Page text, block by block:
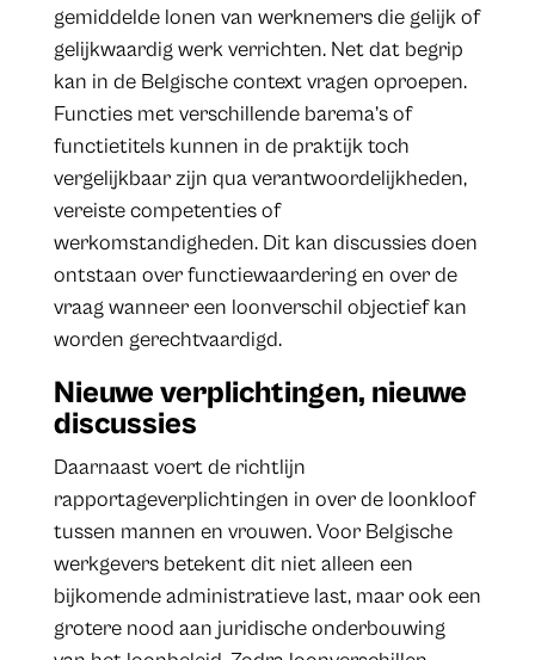
gemiddelde lonen van werknemers die gelijk of
gelijkwaardig werk verrichten. Net dat begrip
kan in de Belgische context vragen oproepen.
Functies met verschillende barema’s of
functietitels kunnen in de praktijk toch
vergelijkbaar zijn qua verantwoordelijkheden,
vereiste competenties of
werkomstandigheden. Dit kan discussies doen
ontstaan over functiewaardering en over de
vraag wanneer een loonverschil objectief kan
worden gerechtvaardigd.
Nieuwe verplichtingen, nieuwe
discussies
Daarnaast voert de richtlijn
rapportageverplichtingen in over de loonkloof
tussen mannen en vrouwen. Voor Belgische
werkgevers betekent dit niet alleen een
bijkomende administratieve last, maar ook een
grotere nood aan juridische onderbouwing